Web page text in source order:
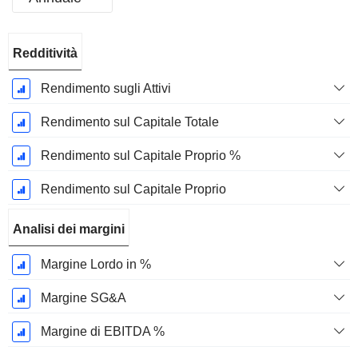
Fiscale:
Dicembre
Redditività
Rendimento sugli Attivi
Rendimento sul Capitale Totale
Rendimento sul Capitale Proprio %
Rendimento sul Capitale Proprio
Analisi dei margini
Margine Lordo in %
Margine SG&A
Margine di EBITDA %